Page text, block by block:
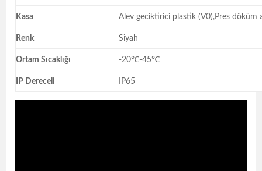
Kasa Alev geciktirici plastik (V0),Pres döküm
Renk Siyah
Ortam Sıcaklığı -20℃-45℃
IP Dereceli IP65